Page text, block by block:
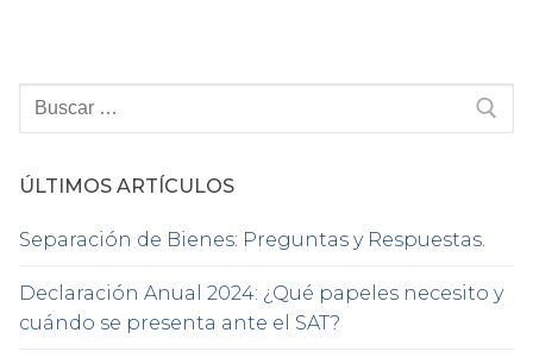
Buscar:
ÚLTIMOS ARTÍCULOS
Separación de Bienes: Preguntas y Respuestas.
Declaración Anual 2024: ¿Qué papeles necesito y
cuándo se presenta ante el SAT?